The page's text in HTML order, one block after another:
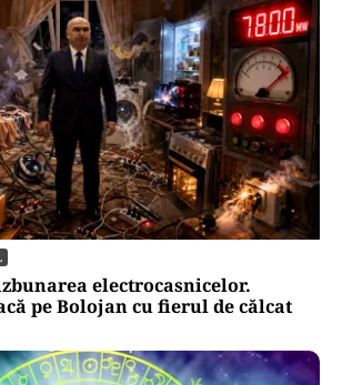
electrocasnicelor.
pe Bolojan cu fierul de călcat